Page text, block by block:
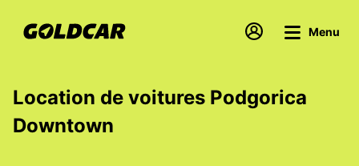
Menu
Location de voitures Podgorica
Downtown